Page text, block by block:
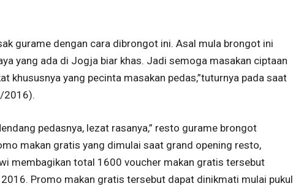
gurame dengan cara dibrongot ini. Asal mula brongot ini
yang ada di Jogja biar khas. Jadi semoga masakan ciptaan
khususnya yang pecinta masakan pedas,”tuturnya pada saat
2016).
pedasnya, lezat rasanya,” resto gurame brongot
makan gratis yang dimulai saat grand opening resto,
membagikan total 1600 voucher makan gratis tersebut
Promo makan gratis tersebut dapat dinikmati mulai pukul